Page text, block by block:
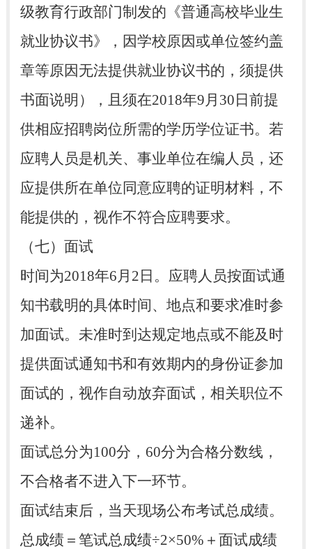
级教育行政部门制发的《普通高校毕业生
就业协议书》，因学校原因或单位签约盖
章等原因无法提供就业协议书的，须提供
书面说明），且须在2018年9月30日前提
供相应招聘岗位所需的学历学位证书。若
应聘人员是机关、事业单位在编人员，还
应提供所在单位同意应聘的证明材料，不
能提供的，视作不符合应聘要求。
（七）面试
时间为2018年6月2日。应聘人员按面试通
知书载明的具体时间、地点和要求准时参
加面试。未准时到达规定地点或不能及时
提供面试通知书和有效期内的身份证参加
面试的，视作自动放弃面试，相关职位不
递补。
面试总分为100分，60分为合格分数线，
不合格者不进入下一环节。
面试结束后，当天现场公布考试总成绩。
总成绩＝笔试总成绩÷2×50%＋面试成绩